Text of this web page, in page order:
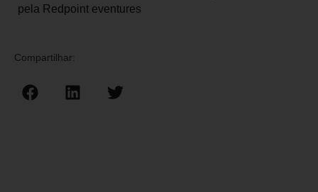
pela Redpoint eventures
Compartilhar: